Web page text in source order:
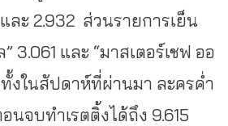
ละ 2.932 ส่วนรายการเย็น
3.061 และ “มาสเตอร์เชฟ ออ
งในสัปดาห์ที่ผ่านมา ละครค่ำ
นจบทำเรตติ้งได้ถึง 9.615